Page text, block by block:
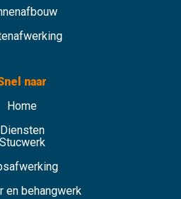
naar
Home
Diensten
Stucwerk
en behangwerk